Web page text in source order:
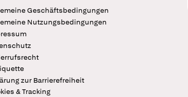
Geschäftsbedingungen
Nutzungsbedingungen
zur Barrierefreiheit
& Tracking